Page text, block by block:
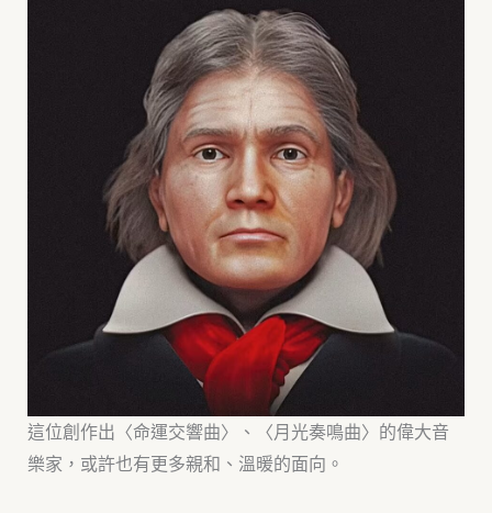
這位創作出〈命運交響曲〉、〈月光奏鳴曲〉的偉大音
樂家，或許也有更多親和、溫暖的面向。